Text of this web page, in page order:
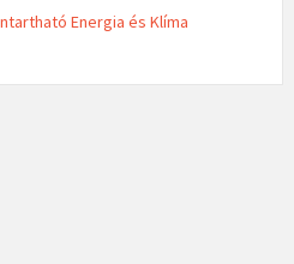
Energia és Klíma